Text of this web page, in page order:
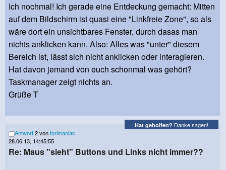
Ich nochmal! Ich gerade eine Entdeckung gemacht: Mitten
auf dem Bildschirm ist quasi eine "Linkfreie Zone", so als
wäre dort ein unsichtbares Fenster, durch dasas man
nichts anklicken kann. Also: Alles was "unter" diesem
Bereich ist, lässt sich nicht anklicken oder interagieren.
Hat davon jemand von euch schonmal was gehört?
Taskmanager zeigt nichts an.
Grüße T
Hat geholfen? Danke sagen!
Antwort2 vontorimaniac
28.06.13, 14:45:55
Re: Maus "sieht" Buttons und Links nicht immer??